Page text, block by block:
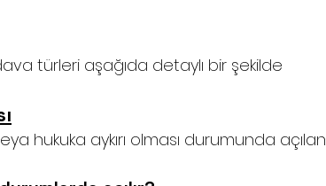
türleri aşağıda detaylı bir şekilde
hukuka aykırı olması durumunda açılan